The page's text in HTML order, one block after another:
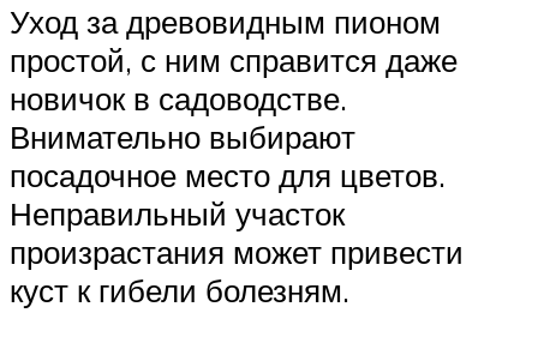
Уход за древовидным пионом
простой, с ним справится даже
новичок в садоводстве.
Внимательно выбирают
посадочное место для цветов.
Неправильный участок
произрастания может привести
куст к гибели болезням.